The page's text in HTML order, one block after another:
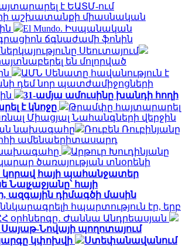
է ԵԱՏՄ-ում
աշխատանքի միասնական
El Mundo. Իսպանական
ճգնաժամի ֆոնին
Սեուտայում
են մոլորված
ԱՄՆ Սենատը հավանություն է
դեմ նոր պատժամիջոցների
31-ամյա ամուսինը խանդի հողի
է կնոջը
Թրամփը հայտարարել
Միացյալ Նահանգների վերջին
​​նախագահը
Ռուբեն Ռուբինյանը
ամենաերիտասարդ
Արթուր Խուդինյանը
ծառայության տնօրենի
կորավ հայի պահանջատեր
Նալչաջյանը՝ հայի
ազգային դիմագծի մասին
հպարտություն էր, երբ
օրհներգը․ Ժաննա Անդրեասյան
Սայաթ-Նովայի պողոտայում
կփոխվի
Ստեփանավանում